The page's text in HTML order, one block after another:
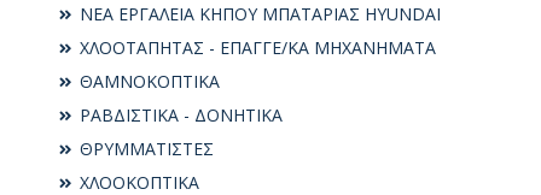
ΝΕΑ ΕΡΓΑΛΕΙΑ ΚΗΠΟΥ ΜΠΑΤΑΡΙΑΣ HYUNDAI
ΧΛΟΟΤΑΠΗΤΑΣ - ΕΠΑΓΓΕ/ΚΑ ΜΗΧΑΝΗΜΑΤΑ
ΘΑΜΝΟΚΟΠΤΙΚΑ
ΡΑΒΔΙΣΤΙΚΑ - ΔΟΝΗΤΙΚΑ
ΘΡΥΜΜΑΤΙΣΤΕΣ
ΧΛΟΟΚΟΠΤΙΚΑ